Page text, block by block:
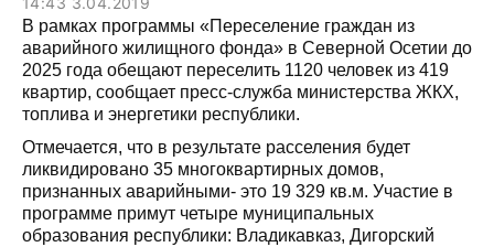
В рамках программы «Переселение граждан из
аварийного жилищного фонда» в Северной Осетии до
2025 года обещают переселить 1120 человек из 419
квартир, сообщает пресс-служба министерства ЖКХ,
топлива и энергетики республики.
Отмечается, что в результате расселения будет
ликвидировано 35 многоквартирных домов,
признанных аварийными- это 19 329 кв.м. Участие в
программе примут четыре муниципальных
образования республики: Владикавказ, Дигорский